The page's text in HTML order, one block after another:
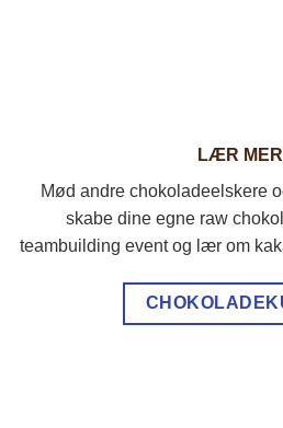
LÆR
Mød andre chokoladeelskere
skabe dine egne raw
teambuilding event og lær om